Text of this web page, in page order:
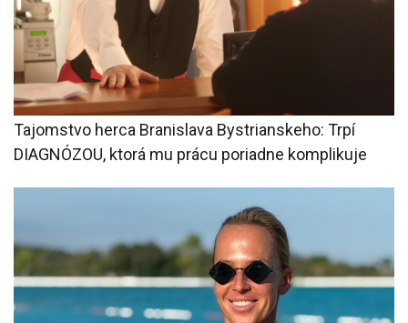
Tajomstvo herca Branislava Bystrianskeho: Trpí
DIAGNÓZOU, ktorá mu prácu poriadne komplikuje